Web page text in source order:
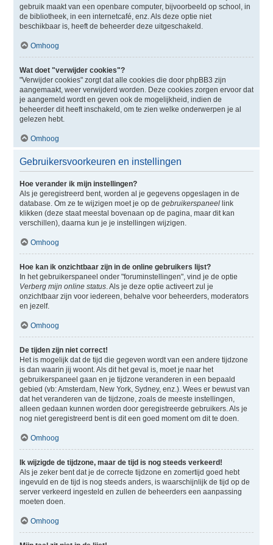
gebruik maakt van een openbare computer, bijvoorbeeld op school, in
de bibliotheek, in een internetcafé, enz. Als deze optie niet
beschikbaar is, heeft de beheerder deze uitgeschakeld.
Omhoog
Wat doet "verwijder cookies"?
"Verwijder cookies" zorgt dat alle cookies die door phpBB3 zijn
aangemaakt, weer verwijderd worden. Deze cookies zorgen ervoor dat
je aangemeld wordt en geven ook de mogelijkheid, indien de
beheerder dit heeft inschakeld, om te zien welke onderwerpen je al
gelezen hebt.
Omhoog
Gebruikersvoorkeuren en instellingen
Hoe verander ik mijn instellingen?
Als je geregistreerd bent, worden al je gegevens opgeslagen in de
database. Om ze te wijzigen moet je op de gebruikerspaneellink
klikken (deze staat meestal bovenaan op de pagina, maar dit kan
verschillen), daarna kun je je instellingen wijzigen.
Omhoog
Hoe kan ik onzichtbaar zijn in de online gebruikers lijst?
In het gebruikerspaneel onder "foruminstellingen", vind je de optie
Verberg mijn online status. Als je deze optie activeert zul je
onzichtbaar zijn voor iedereen, behalve voor beheerders, moderators
en jezelf.
Omhoog
De tijden zijn niet correct!
Het is mogelijk dat de tijd die gegeven wordt van een andere tijdzone
is dan waarin jij woont. Als dit het geval is, moet je naar het
gebruikerspaneel gaan en je tijdzone veranderen in een bepaald
gebied (vb: Amsterdam, New York, Sydney, enz.). Wees er bewust van
dat het veranderen van de tijdzone, zoals de meeste instellingen,
alleen gedaan kunnen worden door geregistreerde gebruikers. Als je
nog niet geregistreerd bent is dit een goed moment om dit te doen.
Omhoog
Ik wijzigde de tijdzone, maar de tijd is nog steeds verkeerd!
Als je zeker bent dat je de correcte tijdzone en zomertijd goed hebt
ingevuld en de tijd is nog steeds anders, is waarschijnlijk de tijd op de
server verkeerd ingesteld en zullen de beheerders een aanpassing
moeten doen.
Omhoog